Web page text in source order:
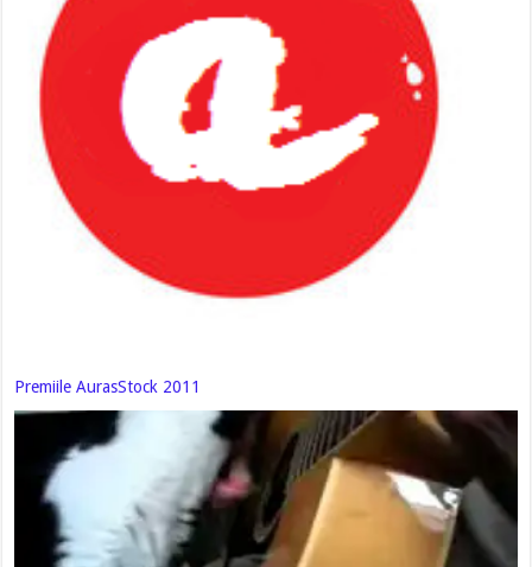
Premiile AurasStock 2011